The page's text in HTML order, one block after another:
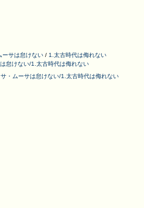
ーサは怠けない / 1.太古時代は侮れない
怠けない/1.太古時代は侮れない
・ムーサは怠けない/1.太古時代は侮れない